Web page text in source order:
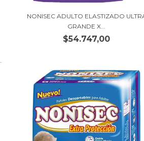
NONISEC ADULTO ELASTIZADO
GRANDE X...
$54.747,00